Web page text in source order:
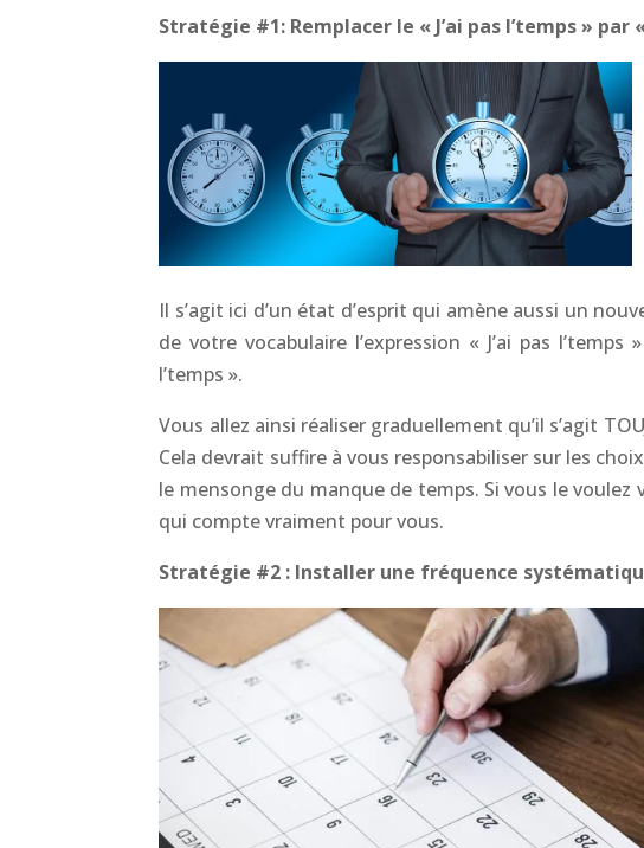
Stratégie #1: Remplacer le « J’ai pas l’temps » par
Il s’agit ici d’un état d’esprit qui amène aussi un
de votre vocabulaire l’expression « J’ai pas
l’temps ».
Vous allez ainsi réaliser graduellement qu’il s’agit
Cela devrait suffire à vous responsabiliser sur les
le mensonge du manque de temps. Si vous le
qui compte vraiment pour vous.
Stratégie #2 : Installer une fréquence